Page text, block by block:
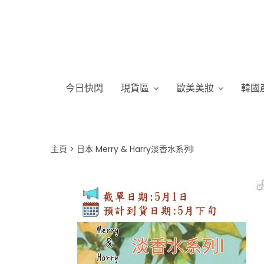
今日快閃 現貨區 歐美美妝 韓國
主頁 日本 Merry & Harry淡香水系列I